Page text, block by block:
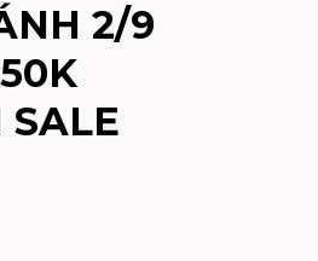
2/9